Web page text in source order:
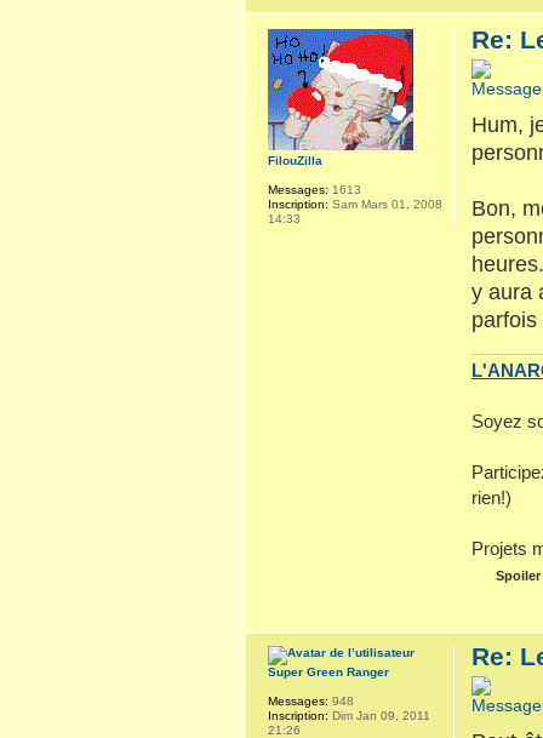
Re:
Hum,
Bon,
y aura
parfois
Soyez
rien!)
Projets
Spoiler
FilouZilla
Messages: 1613
Inscription: Sam Mars 01, 2008
14:33
Re:
Super Green Ranger
Messages: 948
Inscription: Dim Jan 09, 2011
21:26